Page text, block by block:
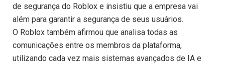
de segurança do Roblox e insistiu que a empresa vai
além para garantir a segurança de seus usuários.
O Roblox também afirmou que analisa todas as
comunicações entre os membros da plataforma,
utilizando cada vez mais sistemas avançados de IA e